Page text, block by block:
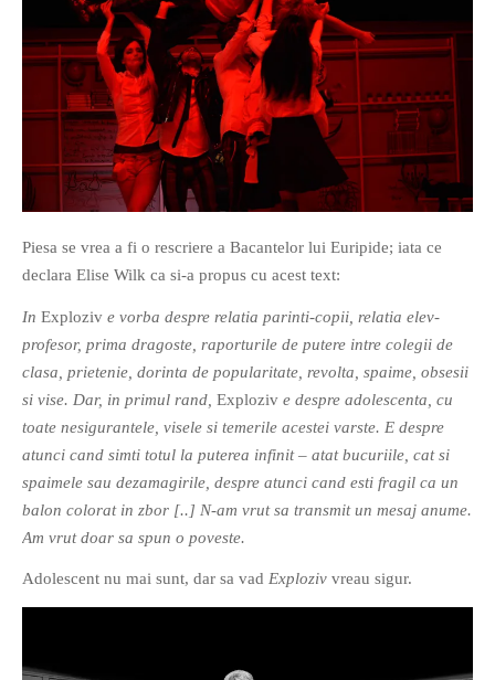
Piesa se vrea a fi o rescriere a Bacantelor lui Euripide; iata ce
declara Elise Wilk ca si-a propus cu acest text:
In Exploziv e vorba despre relatia parinti-copii, relatia elev-
profesor, prima dragoste, raporturile de putere intre colegii de
clasa, prietenie, dorinta de popularitate, revolta, spaime, obsesii
si vise. Dar, in primul rand, Exploziv e despre adolescenta, cu
toate nesigurantele, visele si temerile acestei varste. E despre
atunci cand simti totul la puterea infinit – atat bucuriile, cat si
spaimele sau dezamagirile, despre atunci cand esti fragil ca un
balon colorat in zbor [..] N-am vrut sa transmit un mesaj anume.
Am vrut doar sa spun o poveste.
Adolescent nu mai sunt, dar sa vad Exploziv vreau sigur.